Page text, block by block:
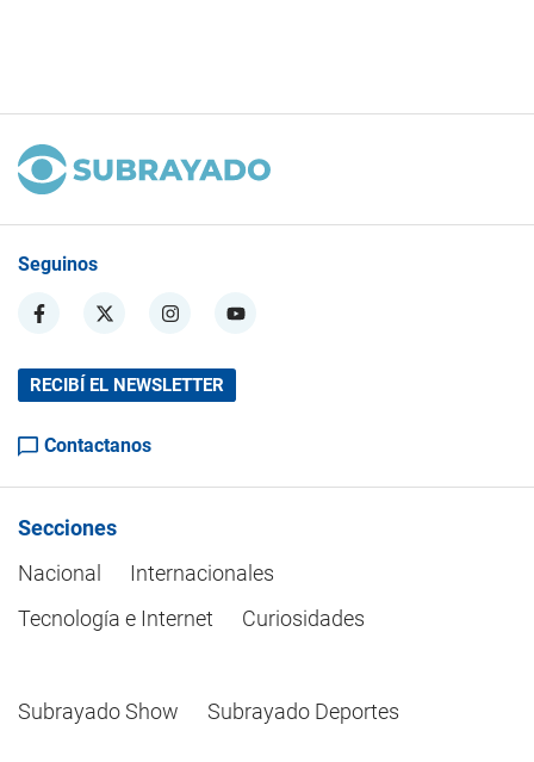
Seguinos
RECIBÍ EL NEWSLETTER
Contactanos
Secciones
Nacional
Internacionales
Tecnología e Internet
Curiosidades
Subrayado Show Subrayado Deportes